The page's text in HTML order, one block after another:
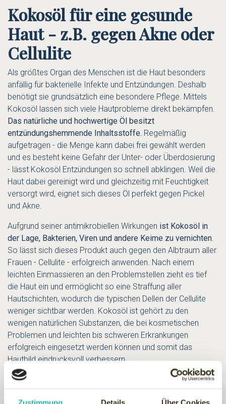
Kokosöl für eine gesunde
Haut - z.B. gegen Akne oder
Cellulite
Als größtes Organ des Menschen ist die Haut besonders
anfällig für bakterielle Infekte und Entzündungen. Deshalb
benötigt sie grundsätzlich eine besondere Pflege. Mittels
Kokosöl lassen sich viele Hautprobleme direkt bekämpfen.
Das natürliche und hochwertige Öl besitzt
entzündungshemmende Inhaltsstoffe. Regelmäßig
aufgetragen - die Menge kann dabei frei gewählt werden
und es besteht keine Gefahr der Unter- oder Überdosierung
- lässt Kokosöl Entzündungen so schnell abklingen. Weil die
Haut dabei gereinigt wird und gleichzeitig mit Feuchtigkeit
versorgt wird, eignet sich dieses Öl perfekt gegen Pickel
und Akne.
Aufgrund seiner antimikrobiellen Wirkungen ist Kokosöl in
der Lage, Bakterien, Viren und andere Keime zu vernichten.
So lässt sich dieses Produkt auch gegen den Albtraum aller
Frauen - Cellulite - erfolgreich anwenden. Nach einem
leichten Einmassieren an den Problemstellen zieht es tief
die Haut ein und ermöglicht so eine Straffung aller
Hautschichten, wodurch die typischen Dellen der Cellulite
weniger sichtbar werden. Kokosöl ist gehört zu den
wenigen natürlichen Substanzen, die bei kosmetischen
Problemen und leichten bis schweren Erkrankungen
erfolgreich eingesetzt werden können und somit das
Hautbild eindrucksvoll verbessern.
Anwendungstipps und